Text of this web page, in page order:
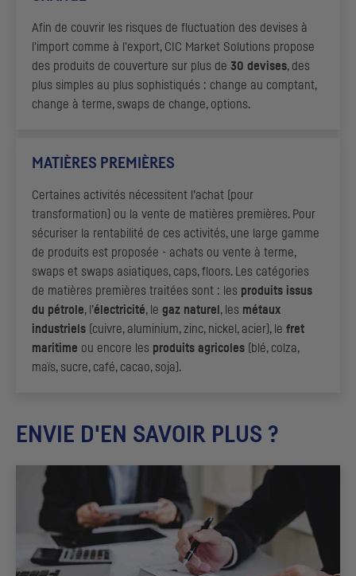
Afin de couvrir les risques de fluctuation des devises à
l'import comme à l'export, CIC Market Solutions propose
des produits de couverture sur plus de 30 devises, des
plus simples au plus sophistiqués : change au comptant,
change à terme, swaps de change, options.
MATIÈRES PREMIÈRES
Certaines activités nécessitent l’achat (pour
transformation) ou la vente de matières premières. Pour
sécuriser la rentabilité de ces activités, une large gamme
de produits est proposée - achats ou vente à terme,
swaps et swaps asiatiques, caps, floors. Les catégories
de matières premières traitées sont : les produits issus
du pétrole, l’électricité, le gaz naturel , les métaux
industriels (cuivre, aluminium, zinc, nickel, acier), le fret
maritime ou encore les produits agricoles (blé, colza,
maïs, sucre, café, cacao, soja).
ENVIE D'EN SAVOIR PLUS ?